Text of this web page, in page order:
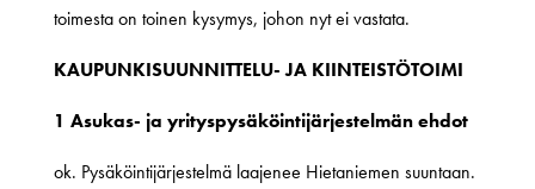
toimesta on toinen kysymys, johon nyt ei vastata.
KAUPUNKISUUNNITTELU- JA KIINTEISTÖTOIMI
1 Asukas- ja yrityspysäköintijärjestelmän ehdot
ok. Pysäköintijärjestelmä laajenee Hietaniemen suuntaan.